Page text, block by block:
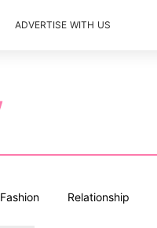
ADVERTISE WITH US
Fashion Relationship